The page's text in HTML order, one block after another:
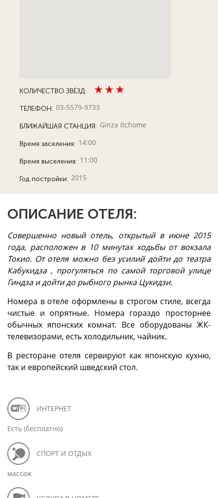
КОЛИЧЕСТВО ЗВЁЗД:
ТЕЛЕФОН: 03-5579-9733
БЛИЖАЙШАЯ СТАНЦИЯ: Ginza Itchome
Время заселения: 14:00
Время выселения: 11:00
Год постройки: 2015
ОПИСАНИЕ ОТЕЛЯ:
Совершенно новый отель, открытый в июне 2015
года, расположен в 10 минутах ходьбы от вокзала
Токио. От отеля можно без усилий дойти до театра
Кабукидза , прогуляться по самой торговой улице
Гиндза и дойти до рыбного рынка Цукидзи.
Номера в отеле оформлены в строгом стиле, всегда
чистые и опрятные. Номера гораздо просторнее
обычных японских комнат. Все оборудованы ЖК-
телевизорами, есть холодильник, чайник.
В ресторане отеля сервируют как японскую кухню,
так и европейский шведский стол.
ИНТЕРНЕТ
Есть (бесплатно)
СПОРТ И ОТДЫХ
массаж